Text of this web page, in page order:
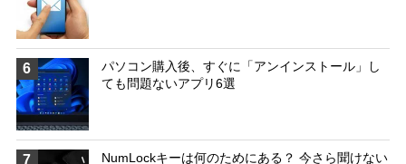
6
パソコン購入後、すぐに「アンインストール」し
ても問題ないアプリ6選
7
NumLockキーは何のためにある？ 今さら聞けない